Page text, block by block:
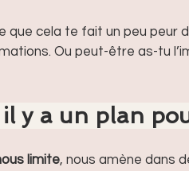
que cela te fait un peu peur
Ou peut-être as-tu
il y a un plan
limite, nous amène dans